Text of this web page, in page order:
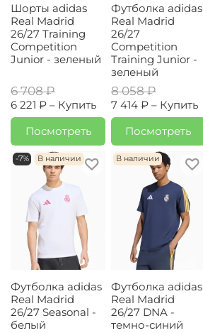
Шорты adidas
Real Madrid
26/27 Training
Competition
Junior - зеленый
6 708 ₽
6 221 ₽ – Купить
Посмотреть
Футболка adidas
Real Madrid
26/27
Competition
Training Junior -
зеленый
8 058 ₽
7 414 ₽ – Купить
Посмотреть
-7% В наличии
Футболка adidas
Real Madrid
26/27 Seasonal -
белый
В наличии
Футболка adidas
Real Madrid
26/27 DNA -
темно-синий